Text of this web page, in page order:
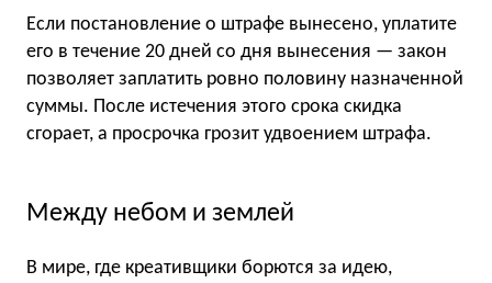
Если постановление о штрафе вынесено, уплатите
его в течение 20 дней со дня вынесения — закон
позволяет заплатить ровно половину назначенной
суммы. После истечения этого срока скидка
сгорает, а просрочка грозит удвоением штрафа.
Между небом и землей
В мире, где креативщики борются за идею,